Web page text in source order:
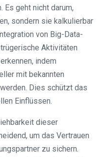
Es geht nicht darum,
sondern sie kalkulierbar
von Big-Data-
Aktivitäten
indem
mit bekannten
Dies schützt das
Einflüssen.
dieser
um das Vertrauen
zu sichern.